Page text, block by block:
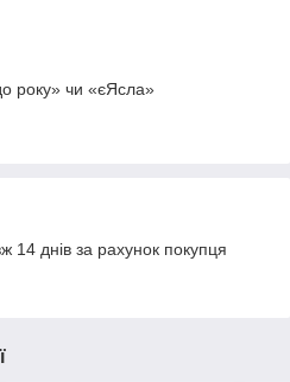
року» чи «єЯсла»
14 днів за рахунок покупця